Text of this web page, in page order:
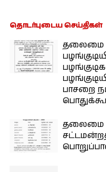
தொடர்புடைய செய்திகள்
தலைமை
பாசறை
தலைமை